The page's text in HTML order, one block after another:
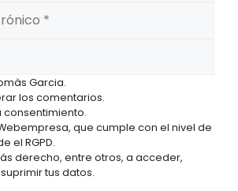
Garcia.
los comentarios.
consentimiento.
que cumple con el nivel de
el RGPD.
derecho, entre otros, a acceder,
tus datos.